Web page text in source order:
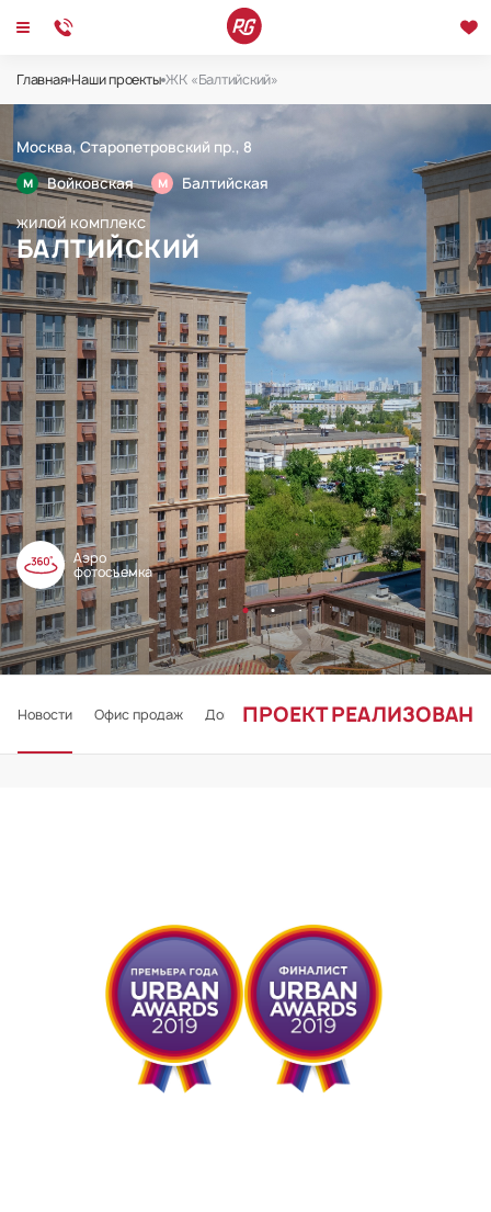
ЖК «Балтийский»
Главная Наши проекты ЖК «Балтийский»
Аэро
фотосъемка
жилой комплекс
БАЛТИЙСКИЙ
M Войковская M Балтийская
Москва, Старопетровский пр., 8
Новости Офис продаж ДокументыПРОЕКТ РЕАЛИЗОВАН